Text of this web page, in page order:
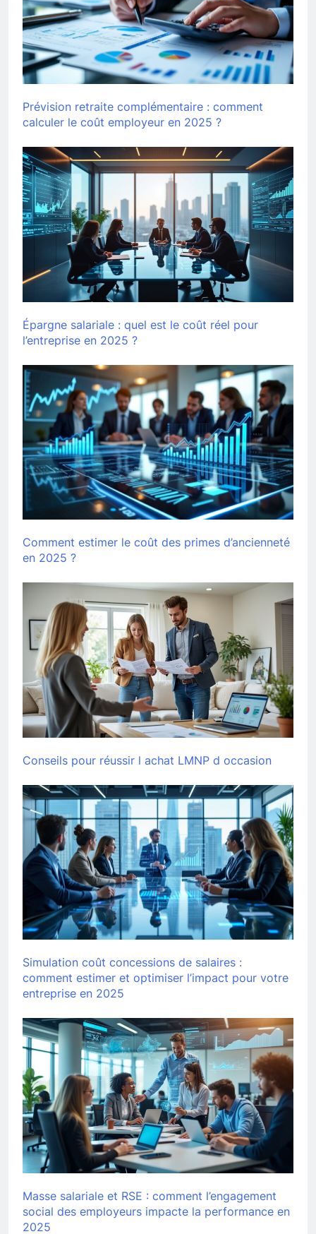
Prévision retraite complémentaire : comment
calculer le coût employeur en 2025 ?
Épargne salariale : quel est le coût réel pour
l’entreprise en 2025 ?
Comment estimer le coût des primes d’ancienneté
en 2025 ?
Conseils pour réussir l achat LMNP d occasion
Simulation coût concessions de salaires :
comment estimer et optimiser l’impact pour votre
entreprise en 2025
Masse salariale et RSE : comment l’engagement
social des employeurs impacte la performance en
2025